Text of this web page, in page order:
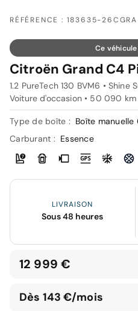
RÉFÉRENCE : 183635-
Ce
Citroën Grand C4
1.2 PureTech 130 BVM6 • Shine
Voiture d'occasion • 50 090 km
Type de boîte : Boîte
Carburant : Essence
LIVRAISON
Sous 48 heures
12 999 €
Dès 143 €/mois